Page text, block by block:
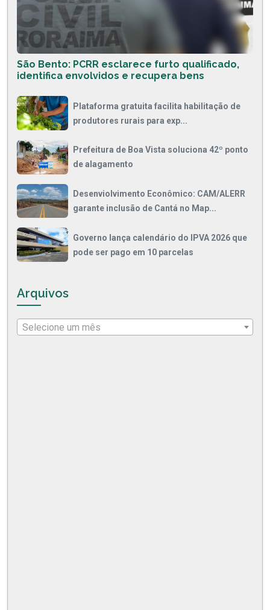
São Bento: PCRR esclarece furto qualificado,
identifica envolvidos e recupera bens
Plataforma gratuita facilita habilitação de
produtores rurais para exp...
Prefeitura de Boa Vista soluciona 42º ponto
de alagamento
Desenviolvimento Econômico: CAM/ALERR
garante inclusão de Cantá no Map...
Governo lança calendário do IPVA 2026 que
pode ser pago em 10 parcelas
Arquivos
Selecione um mês